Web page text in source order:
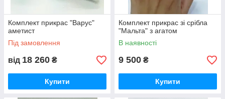
Комплект прикрас "Варус"
аметист
Під замовлення
від 18 260 ₴
Купити
Комплект прикрас зі срібла
"Мальта" з агатом
В наявності
9 500 ₴
Купити